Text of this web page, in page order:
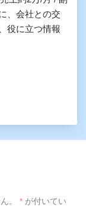
、会社との交
役に立つ情報
。 * が付いてい